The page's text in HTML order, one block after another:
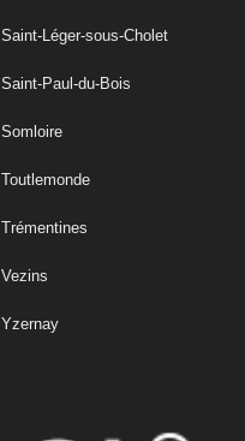
Saint-Léger-sous-Cholet
Saint-Paul-du-Bois
Somloire
Toutlemonde
Trémentines
Vezins
Yzernay